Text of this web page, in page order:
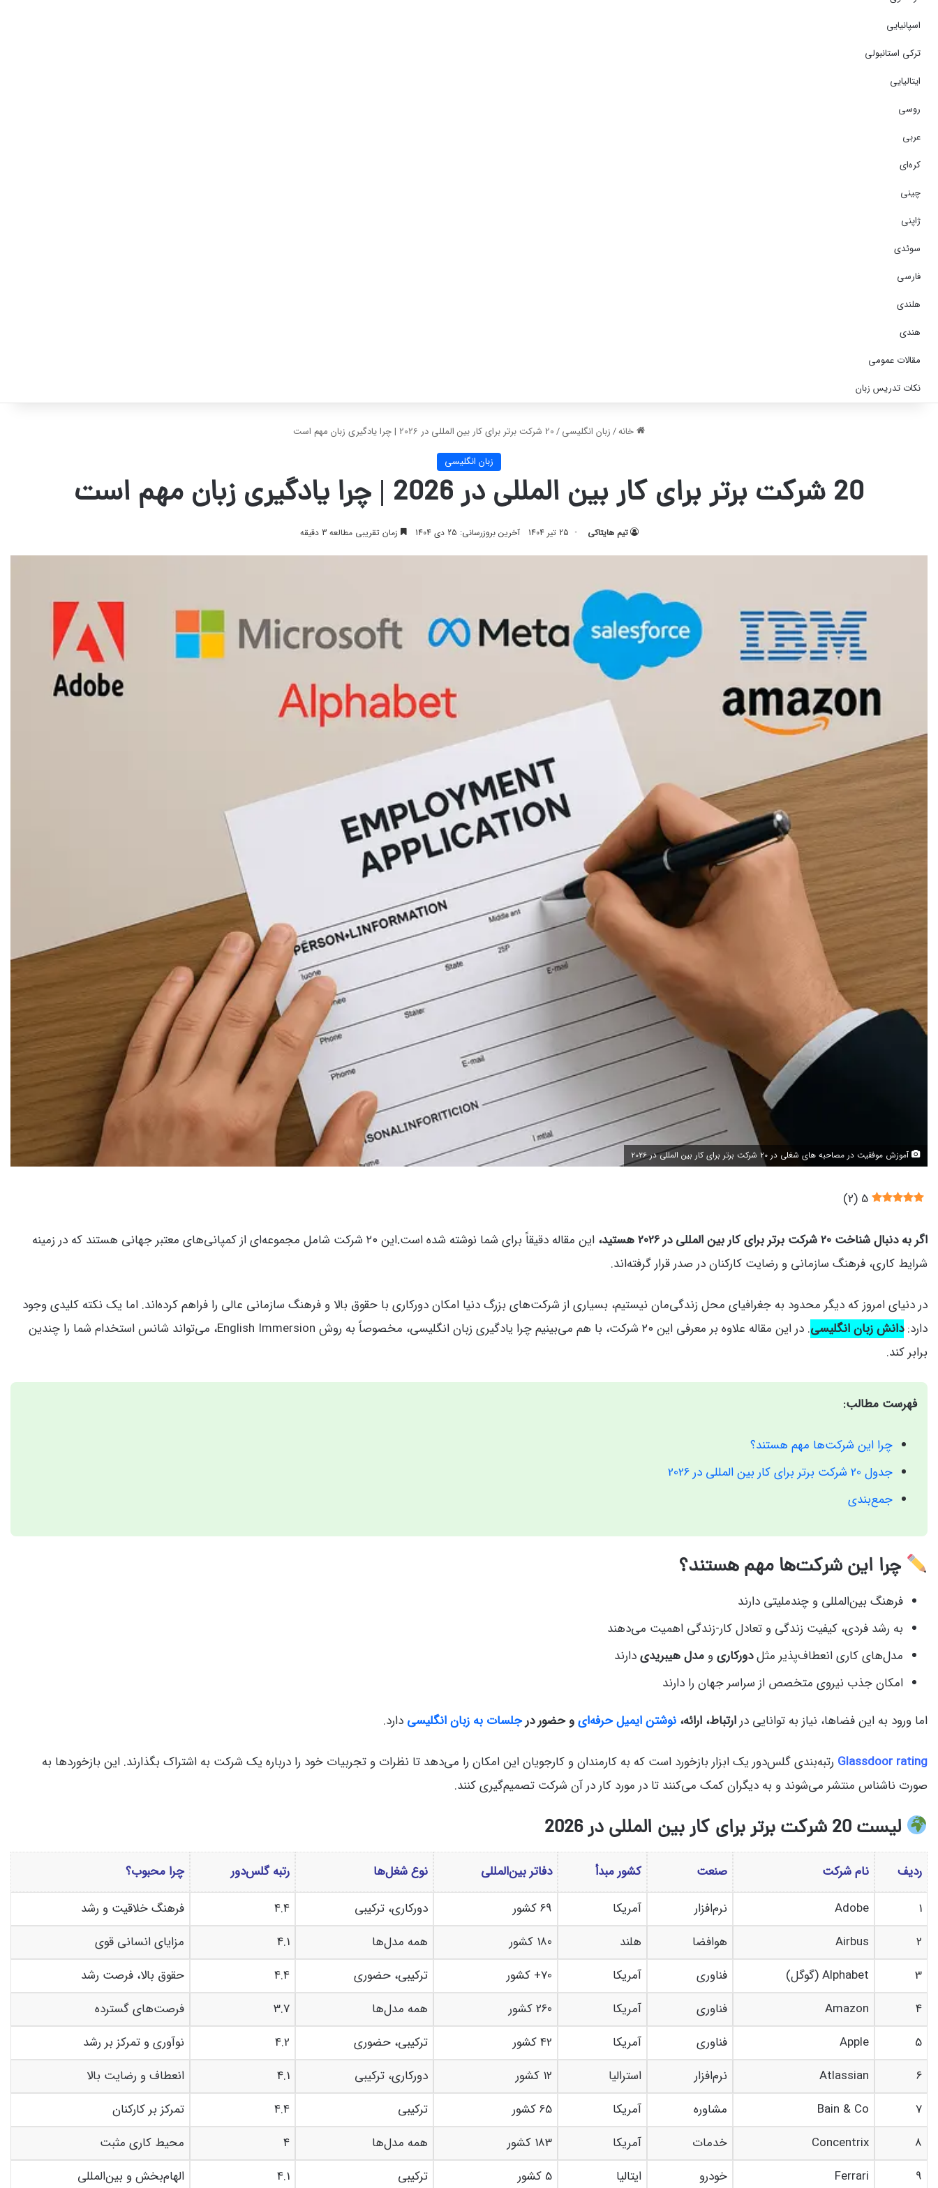
اسپانیایی
ترکی استانبولی
ایتالیایی
روسی
عربی
کره‌ای
چینی
ژاپنی
سوئدی
فارسی
هلندی
هندی
مقالات عمومی
نکات تدریس زبان
خانه/زبان انگلیسی/20 شرکت برتر برای کار بین المللی در 2026 | چرا یادگیری زبان مهم است
زبان انگلیسی
20 شرکت برتر برای کار بین المللی در 2026 | چرا یادگیری زبان مهم است
تیم هایتاکی 25 تیر 1404 آخرین بروزرسانی: 25 دی 1404 زمان تقریبی مطالعه 3 دقیقه
آموزش موفقیت در مصاحبه های شغلی در 20 شرکت برتر برای کار بین المللی در 2026
5
(
2
)
اگر به دنبال شناخت 20 شرکت برتر برای کار بین المللی در 2026 هستید، این مقاله دقیقاً برای شما نوشته شده است.
این ۲۰ شرکت شامل مجموعه‌ای از کمپانی‌های معتبر جهانی هستند که در زمینه
شرایط کاری، فرهنگ سازمانی و رضایت کارکنان در صدر قرار گرفته‌اند.
در دنیای امروز که دیگر محدود به جغرافیای محل زندگی‌مان نیستیم، بسیاری از شرکت‌های بزرگ دنیا امکان دورکاری با حقوق بالا و فرهنگ سازمانی عالی را فراهم کرده‌اند. اما یک نکته کلیدی وجود
دارد:دانش زبان انگلیسی
. در این مقاله علاوه بر معرفی این ۲۰ شرکت، با هم می‌بینیم چرا یادگیری زبان انگلیسی، مخصوصاً به روش English Immersion، می‌تواند شانس استخدام شما را چندین
برابر کند.
فهرست مطالب:
چرا این شرکت‌ها مهم هستند؟
جدول 20 شرکت برتر برای کار بین المللی در 2026
جمع‌بندی
چرا این شرکت‌ها مهم هستند؟
فرهنگ بین‌المللی و چندملیتی دارند
به رشد فردی، کیفیت زندگی و تعادل کار-زندگی اهمیت می‌دهند
مدل‌های کاری انعطاف‌پذیر مثلدورکاریو مدل هیبریدیدارند
امکان جذب نیروی متخصص از سراسر جهان را دارند
اما ورود به این فضاها، نیاز به توانایی درارتباط، ارائه، نوشتن ایمیل‌ حرفه‌ایو حضور درجلسات به زبان انگلیسی دارد.
Glassdoor rating رتبه‌بندی گلس‌دور یک ابزار بازخورد است که به کارمندان و کارجویان این امکان را می‌دهد تا نظرات و تجربیات خود را درباره یک شرکت به اشتراک بگذارند. این بازخوردها به
صورت ناشناس منتشر می‌شوند و به دیگران کمک می‌کنند تا در مورد کار در آن شرکت تصمیم‌گیری کنند.
لیست 20 شرکت برتر برای کار بین المللی در 2026
ردیف نام شرکت صنعت کشور مبدأ دفاتر بین‌المللی نوع شغل‌ها رتبه گلس‌دور
چرا محبوب؟
1
Adobe نرم‌افزار آمریکا 69 کشور دورکاری، ترکیبی 4.4
فرهنگ خلاقیت و رشد
2
Airbus هوافضا هلند 180 کشور همه مدل‌ها 4.1
مزایای انسانی قوی
3
Alphabet (گوگل) فناوری آمریکا 70+ کشور ترکیبی، حضوری 4.4
حقوق بالا، فرصت رشد
4
Amazon فناوری آمریکا 260 کشور همه مدل‌ها 3.7
فرصت‌های گسترده
5
Apple فناوری آمریکا 42 کشور ترکیبی، حضوری 4.2
نوآوری و تمرکز بر رشد
6
Atlassian نرم‌افزار استرالیا 12 کشور دورکاری، ترکیبی 4.1
انعطاف و رضایت بالا
7
Bain & Co مشاوره آمریکا 65 کشور ترکیبی 4.4
تمرکز بر کارکنان
8
Concentrix خدمات آمریکا 183 کشور همه مدل‌ها 4
محیط کاری مثبت
9
Ferrari خودرو ایتالیا 5 کشور ترکیبی 4.1 الهام‌بخش و بین‌المللی